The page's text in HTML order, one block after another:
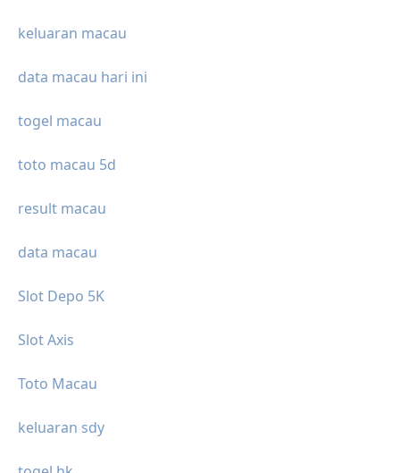
keluaran macau
data macau hari ini
togel macau
toto macau 5d
result macau
data macau
Slot Depo 5K
Slot Axis
Toto Macau
keluaran sdy